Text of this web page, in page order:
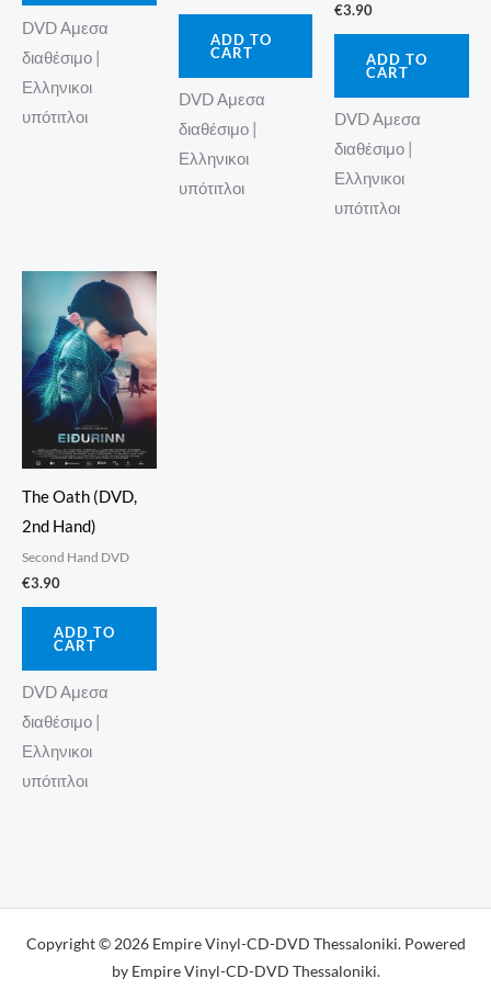
DVD Αμεσα
διαθέσιμο |
Ελληνικοι
υπότιτλοι
ADD TO
CART
DVD Αμεσα
διαθέσιμο |
Ελληνικοι
υπότιτλοι
€3.90
ADD TO
CART
DVD Αμεσα
διαθέσιμο |
Ελληνικοι
υπότιτλοι
The Oath (DVD,
2nd Hand)
Second Hand DVD
€3.90
ADD TO
CART
DVD Αμεσα
διαθέσιμο |
Ελληνικοι
υπότιτλοι
Copyright © 2026 Empire Vinyl-CD-DVD Thessaloniki. Powered
by Empire Vinyl-CD-DVD Thessaloniki.